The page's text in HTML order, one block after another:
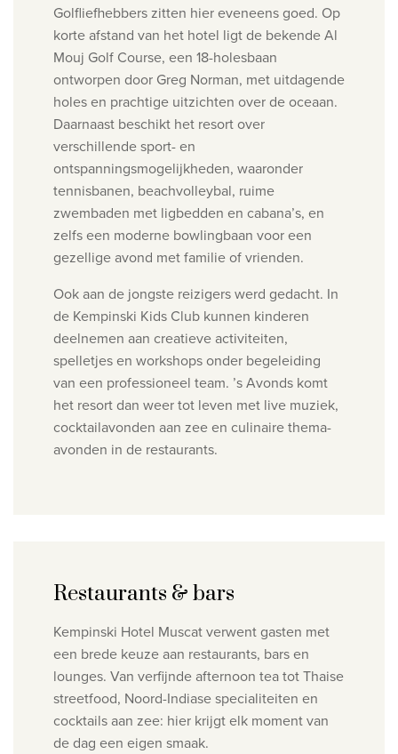
Golfliefhebbers zitten hier eveneens goed. Op
korte afstand van het hotel ligt de bekende Al
Mouj Golf Course, een 18-holesbaan
ontworpen door Greg Norman, met uitdagende
holes en prachtige uitzichten over de oceaan.
Daarnaast beschikt het resort over
verschillende sport- en
ontspanningsmogelijkheden, waaronder
tennisbanen, beachvolleybal, ruime
zwembaden met ligbedden en cabana’s, en
zelfs een moderne bowlingbaan voor een
gezellige avond met familie of vrienden.
Ook aan de jongste reizigers werd gedacht. In
de Kempinski Kids Club kunnen kinderen
deelnemen aan creatieve activiteiten,
spelletjes en workshops onder begeleiding
van een professioneel team. ’s Avonds komt
het resort dan weer tot leven met live muziek,
cocktailavonden aan zee en culinaire thema-
avonden in de restaurants.
Restaurants & bars
Kempinski Hotel Muscat verwent gasten met
een brede keuze aan restaurants, bars en
lounges. Van verfijnde afternoon tea tot Thaise
streetfood, Noord-Indiase specialiteiten en
cocktails aan zee: hier krijgt elk moment van
de dag een eigen smaak.